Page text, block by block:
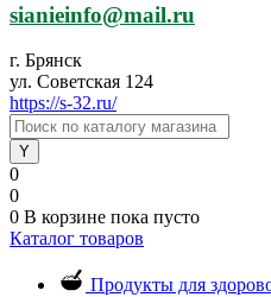
sianieinfo@mail.ru
г. Брянск
ул. Советская 124
https://s-32.ru/
0
0
0 В корзине пока пусто
Каталог товаров
Продукты для